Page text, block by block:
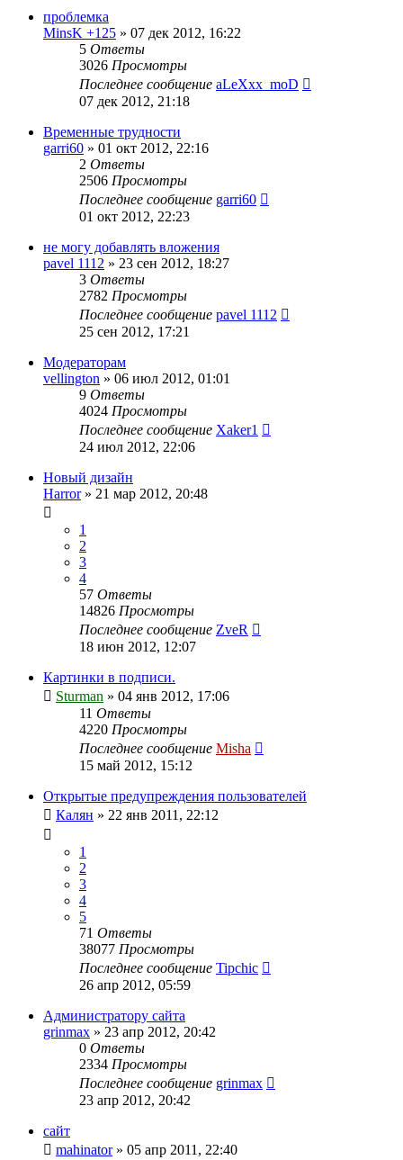
проблемка
MinsK +125 » 07 дек 2012, 16:22
5 Ответы
3026 Просмотры
Последнее сообщение aLeXxx_moD
07 дек 2012, 21:18
Временные трудности
garri60 » 01 окт 2012, 22:16
2 Ответы
2506 Просмотры
Последнее сообщение garri60
01 окт 2012, 22:23
не могу добавлять вложения
pavel 1112 » 23 сен 2012, 18:27
3 Ответы
2782 Просмотры
Последнее сообщение pavel 1112
25 сен 2012, 17:21
Модераторам
vellington » 06 июл 2012, 01:01
9 Ответы
4024 Просмотры
Последнее сообщение Xaker1
24 июл 2012, 22:06
Новый дизайн
Harror» 21 мар 2012, 20:48
1
2
3
4
57 Ответы
14826 Просмотры
Последнее сообщение ZveR
18 июн 2012, 12:07
Картинки в подписи.
Sturman » 04 янв 2012, 17:06
11 Ответы
4220 Просмотры
Последнее сообщение Misha
15 май 2012, 15:12
Открытые предупреждения пользователей
Калян » 22 янв 2011, 22:12
1
2
3
4
5
71 Ответы
38077 Просмотры
Последнее сообщение Tipchic
26 апр 2012, 05:59
Администратору сайта
grinmax » 23 апр 2012, 20:42
0 Ответы
2334 Просмотры
Последнее сообщение grinmax
23 апр 2012, 20:42
сайт
mahinator» 05 апр 2011, 22:40